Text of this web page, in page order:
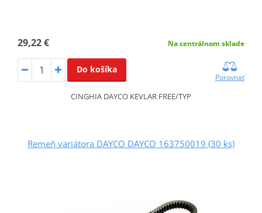
29,22 € Na centrálnom sklade
Do košíka
Porovnať
CINGHIA DAYCO KEVLAR FREE/TYP
Remeň variátora DAYCO DAYCO 163750019 (30 ks)